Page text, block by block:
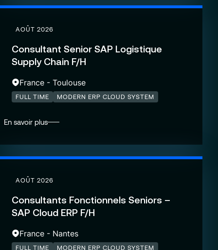
AOÛT 2026
Consultant Senior SAP Logistique
Supply Chain F/H
France - Toulouse
FULL TIME MODERN ERP CLOUD SYSTEM
En savoir plus
AOÛT 2026
Consultants Fonctionnels Seniors –
SAP Cloud ERP F/H
France - Nantes
FULL TIME MODERN ERP CLOUD SYSTEM